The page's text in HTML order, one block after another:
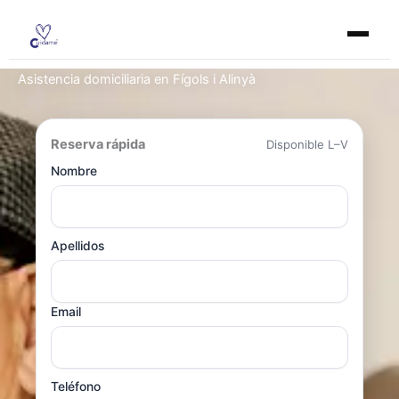
contenido
Asistencia domiciliaria en Fígols i Alinyà
Reserva rápida
Disponible L–V
Nombre
Apellidos
Email
Teléfono